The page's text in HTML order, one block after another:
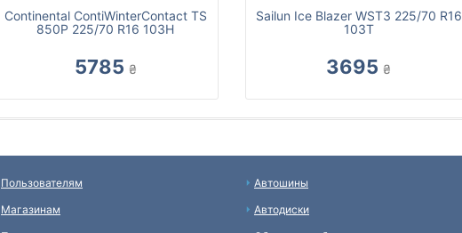
Continental ContiWinterContact TS
850P 225/70 R16 103H
5785 ₴
Sailun Ice Blazer WST3 225/70 R16
103T
3695 ₴
Пользователям
Магазинам
Автошины
Автодиски